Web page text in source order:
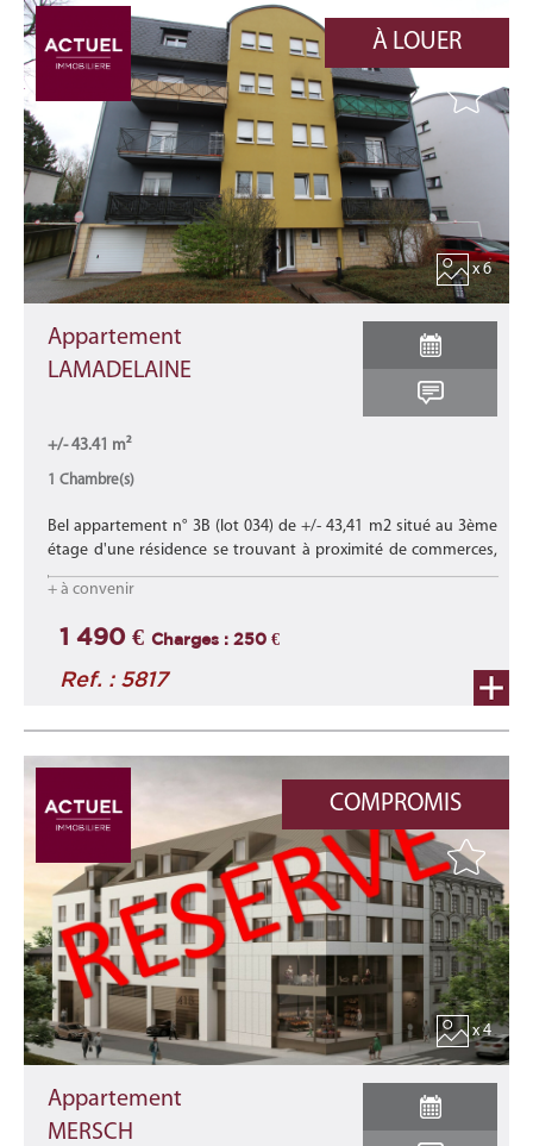
À LOUER
x 6
Appartement
LAMADELAINE
+/- 43.41 m²
1 Chambre(s)
Bel appartement n° 3B (lot 034) de +/- 43,41 m2 situé au 3ème
étage d'une résidence se trouvant à proximité de commerces,
d'écoles, des transports en commun et proche des axes
autoroutiers.
+ à convenir
1 490 € Charges : 250 €
Ref. : 5817
COMPROMIS
x 4
Appartement
MERSCH